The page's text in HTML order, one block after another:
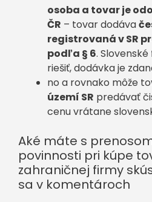
osoba a tovar je
ČR – tovar dodáva
registrovaná v SR
podľa § 6.
riešiť, dodávka je
no a rovnako môže
území SR predávať
cenu vrátane
Aké máte s
povinnosti pri kúpe
zahraničnej firmy
sa v komentároch